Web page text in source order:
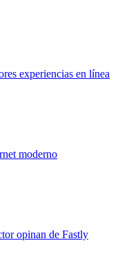
experiencias en línea
moderno
opinan de Fastly